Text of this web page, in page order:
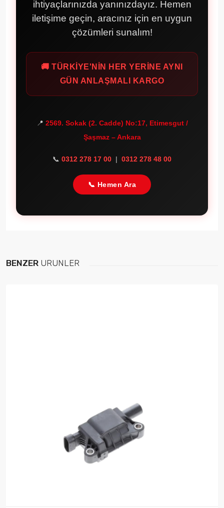
ihtiyaçlarınızda yanınızdayız. Hemen
iletişime geçin, aracınız için en uygun
çözümleri sunalım!
🚚 TÜRKİYE'NİN HER YERİNE AYNI
GÜN ANLAŞMALI KARGO
📍 2569. Sokak (2. Cadde) No:17, Etimesgut /
Şaşmaz – Ankara
📞 0312 278 17 00 | 0312 278 48 00
📞 Hemen Ara
BENZER ÜRÜNLER